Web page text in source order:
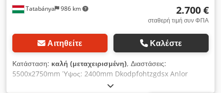
Tatabánya 986 km 2.700 €
σταθερή τιμή συν ΦΠΑ
Αιτηθείτε Καλέστε
Κατάσταση: καλή (μεταχειρισμένη), Διαστάσεις:
5500x2750mm Ύψος: 2400mm Dkodpfohtzgdsx Anlor